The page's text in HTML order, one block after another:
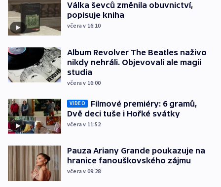
Válka ševců změnila obuvnictví,
popisuje kniha
včera v 16:10
Album Revolver The Beatles naživo
nikdy nehráli. Objevovali ale magii
studia
včera v 16:00
VIDEO
Filmové premiéry: 6 gramů,
Dvě deci tuše i Hořké svátky
včera v 11:52
Pauza Ariany Grande poukazuje na
hranice fanouškovského zájmu
včera v 09:28